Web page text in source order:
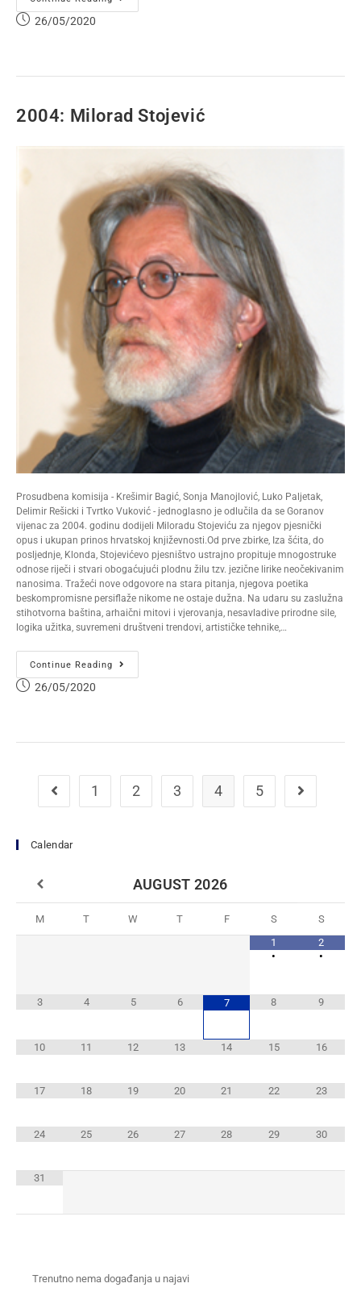
26/05/2020
2004: Milorad Stojević
Prosudbena komisija - Krešimir Bagić, Sonja Manojlović, Luko Paljetak,
Delimir Rešicki i Tvrtko Vuković - jednoglasno je odlučila da se Goranov
vijenac za 2004. godinu dodijeli Miloradu Stojeviću za njegov pjesnički
opus i ukupan prinos hrvatskoj književnosti.Od prve zbirke, Iza šćita, do
posljednje, Klonda, Stojevićevo pjesništvo ustrajno propituje mnogostruke
odnose riječi i stvari obogaćujući plodnu žilu tzv. jezične lirike neočekivanim
nanosima. Tražeći nove odgovore na stara pitanja, njegova poetika
beskompromisne persiflaže nikome ne ostaje dužna. Na udaru su zaslužna
stihotvorna baština, arhaični mitovi i vjerovanja, nesavladive prirodne sile,
logika užitka, suvremeni društveni trendovi, artističke tehnike,…
Continue Reading
26/05/2020
1 2 3 4 5
Calendar
AUGUST 2026
M T W T F S
S
1
•
2
•
3 4 5 6 7 8 9
10 11 12 13 14 15 16
17 18 19 20 21 22 23
24 25 26 27 28 29 30
31
Trenutno nema događanja u najavi